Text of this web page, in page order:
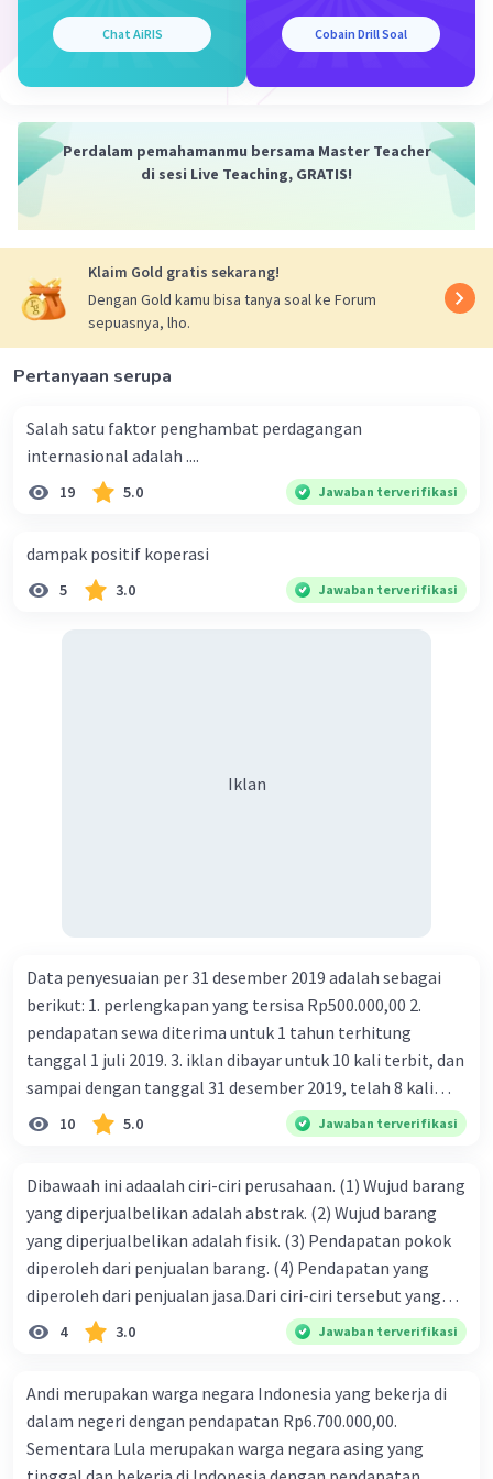
Kesimpulan:
menggambar kurvanya, kita dapat membuat grafik
adalah -1, yang berarti kurva akan menurun dari kiri atas
ke kanan bawah. Semoga penjelasan ini membantu
Beri Rating·0.0(0) Balas
Iklan
Chat AiRIS Cobain Drill Soal
Perdalam pemahamanmu bersama Master Teacher
di sesi Live Teaching, GRATIS!
Klaim Gold gratis sekarang!
Dengan Gold kamu bisa tanya soal ke Forum
sepuasnya, lho.
Pertanyaan serupa
Salah satu faktor penghambat perdagangan
internasional adalah ....
19 5.0 Jawaban terverifikasi
dampak positif koperasi
5 3.0 Jawaban terverifikasi
Iklan
Data penyesuaian per 31 desember 2019 adalah sebagai
berikut: 1. perlengkapan yang tersisa Rp500.000,00 2.
pendapatan sewa diterima untuk 1 tahun terhitung
tanggal 1 juli 2019. 3. iklan dibayar untuk 10 kali terbit, dan
sampai dengan tanggal 31 desember 2019, telah 8 kali
terbit. 4. gaji terutang untuk periode berjalan sebesar
Rp800.000,00 dari data di atas, pencatatan jurnal pembalik
10 5.0 Jawaban terverifikasi
Dibawaah ini adaalah ciri-ciri perusahaan. (1) Wujud barang
yang diperjualbelikan adalah abstrak. (2) Wujud barang
yang diperjualbelikan adalah fisik. (3) Pendapatan pokok
diperoleh dari penjualan barang. (4) Pendapatan yang
diperoleh dari penjualan jasa.Dari ciri-ciri tersebut yang
merupakan ciri dari perusahaan dagang ditunjukan pada
nomor…. a. 1 dan 3 b. 3 dan 4 c. 2 dan 3 d. 1 dan 2 e. 2 dan 4
4 3.0 Jawaban terverifikasi
Andi merupakan warga negara Indonesia yang bekerja di
dalam negeri dengan pendapatan Rp6.700.000,00.
Sementara Lula merupakan warga negara asing yang